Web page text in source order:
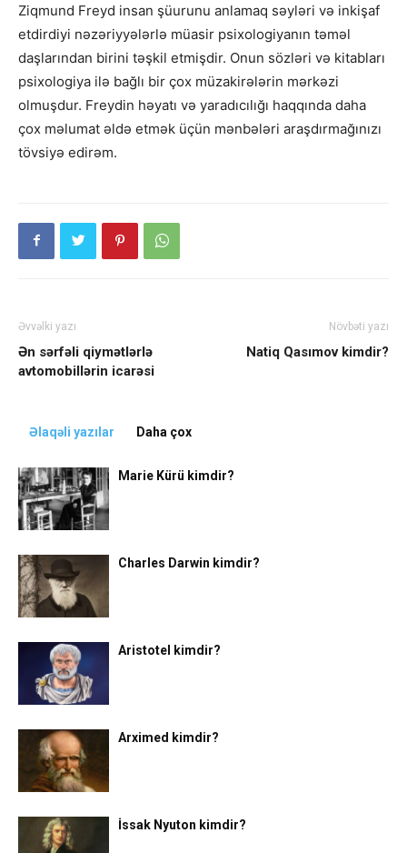
Ziqmund Freyd insan şüurunu anlamaq səyləri və inkişaf
etdirdiyi nəzəriyyələrlə müasir psixologiyanın təməl
daşlarından birini təşkil etmişdir. Onun sözləri və kitabları
psixologiya ilə bağlı bir çox müzakirələrin mərkəzi
olmuşdur. Freydin həyatı və yaradıcılığı haqqında daha
çox məlumat əldə etmək üçün mənbələri araşdırmağınızı
tövsiyə edirəm.
Əvvəlki yazı
Ən sərfəli qiymətlərlə
avtomobillərin icarəsi
Növbəti yazı
Natiq Qasımov kimdir?
Əlaqəli yazılar Daha çox
Marie Kürü kimdir?
Charles Darwin kimdir?
Aristotel kimdir?
Arximed kimdir?
İssak Nyuton kimdir?